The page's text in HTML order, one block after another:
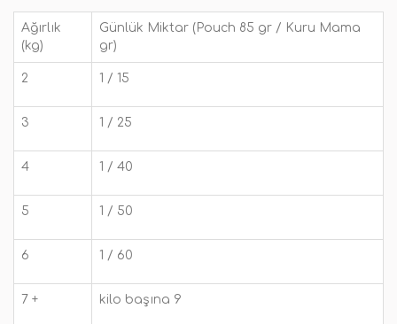
Ağırlık
(kg)
Günlük Miktar (Pouch 85 gr / Kuru Mama
gr)
2 1 / 15
3 1 / 25
4 1 / 40
5 1 / 50
6 1 / 60
7 + kilo başına 9